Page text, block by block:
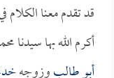
قد تقدم معنا
أكرم الله بها سيدنا